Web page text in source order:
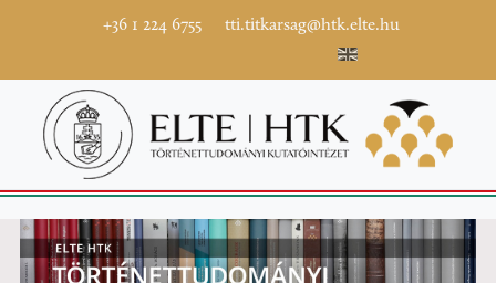
+36 1 224 6755 tti.titkarsag@htk.elte.hu